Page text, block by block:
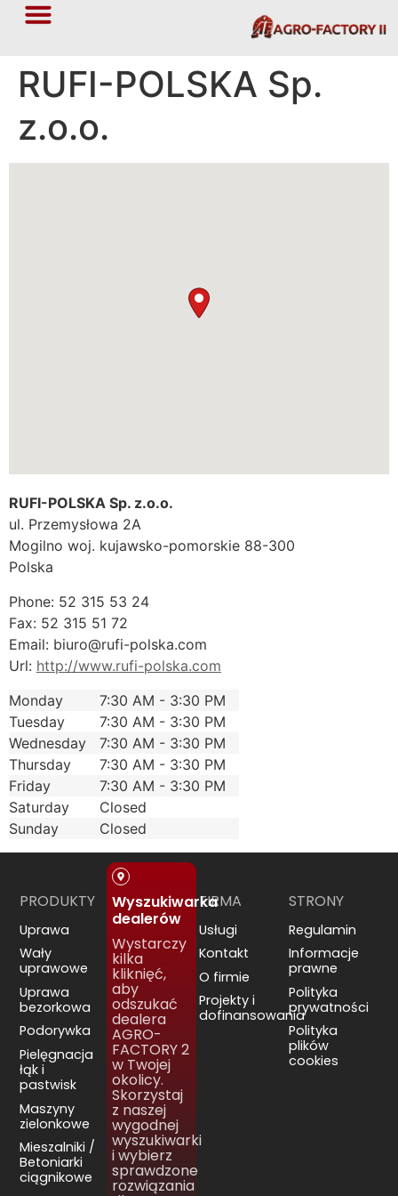
RUFI-POLSKA Sp.
z.o.o.
RUFI-POLSKA Sp. z.o.o.
ul. Przemysłowa 2A
Mogilno woj. kujawsko-pomorskie 88-300
Polska
Phone: 52 315 53 24
Fax: 52 315 51 72
Email: biuro@rufi-polska.com
Url: http://www.rufi-polska.com
Monday
7:30 AM - 3:30 PM
Tuesday
7:30 AM - 3:30 PM
Wednesday
7:30 AM - 3:30 PM
Thursday
7:30 AM - 3:30 PM
Friday
7:30 AM - 3:30 PM
Saturday
Closed
Sunday
Closed
FIRMA
Usługi
Kontakt
O firmie
Projekty i
dofinansowania
STRONY
Regulamin
Informacje
prawne
Polityka
prywatności
Polityka
plików
cookies
PRODUKTY
Uprawa
Wały
uprawowe
Uprawa
bezorkowa
Podorywka
Pielęgnacja
łąk i
pastwisk
Maszyny
zielonkowe
Mieszalniki /
Betoniarki
ciągnikowe
Wyszukiwarka
dealerów
Wystarczy
kilka
kliknięć,
aby
odszukać
dealera
AGRO-
FACTORY 2
w Twojej
okolicy.
Skorzystaj
z naszej
wygodnej
wyszukiwarki
i wybierz
sprawdzone
rozwiązania